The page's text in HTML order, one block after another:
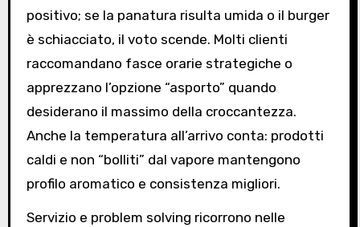
positivo; se la panatura risulta umida o il burger
è schiacciato, il voto scende. Molti clienti
raccomandano fasce orarie strategiche o
apprezzano l’opzione “asporto” quando
desiderano il massimo della croccantezza.
Anche la temperatura all’arrivo conta: prodotti
caldi e non “bolliti” dal vapore mantengono
profilo aromatico e consistenza migliori.
Servizio e problem solving ricorrono nelle